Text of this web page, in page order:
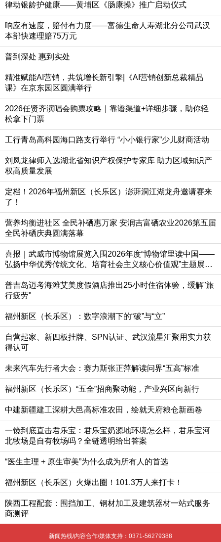
律动银龄护健康——黄埔区《肠康操》推广启动仪式
响应有速度，赔付有力度——富德生命人寿湖北分公司武汉
本部快速理赔75万元
普到深处 惠到实处
精准赋能AI营销，共筑增长新引擎|《AI营销创新总裁精品
课》在京东园区圆满举行
2026任贤齐演唱会购票攻略｜靠谱渠道+详细步骤，助你轻
松拿下门票
工行青岛高科园海口路支行举行 “小小银行家”少儿财商活动
刘凤龙律师入选湖北省知识产权保护专家库 助力区域知识产
权高质量发展
定档！2026年福州新区（长乐区）澎湃洞江湖龙舟邀请赛来
了！
营养均衡进社区 全民补硒惠万家 安润吉富硒农业2026第五届
全民补硒庆典圆满落幕
喜报｜武威市博物馆展览入围2026年度“博物馆里读中国——
弘扬中华优秀传统文化、培育社会主义核心价值观”主题展览
推荐活动终评
普吉岛迈考海滩艾美度假酒店推出25小时住宿体验，缓解"旅
行疲劳"
福州新区（长乐区）：数字浪潮下的“破”与“立”
自营起家、新四板挂牌、SPN认证、武汉流星汇聚用实力获
得认可
未来汽车先行者大会：赛力斯张正萍解读问界“五高”标准
福州新区（长乐区）“五全”招商聚动能，产业兴区向新行
中建新疆建工深耕大邑高标准农田，绘就天府粮仓新画卷
一镜到底直击君乐宝：君乐宝奶源地环境怎么样，君乐宝河
北牧场是自有牧场吗？全链透明给出答案
“医生主理 + 原生审美”为什么成为所有人的首选
福州新区（长乐区）火爆出圈！101.3万人来打卡！
陕西工程配套：围挡加工、钢材加工及建筑器材一站式服务
商测评
新闻热线/内容合作/媒体支持： 0371-56279388